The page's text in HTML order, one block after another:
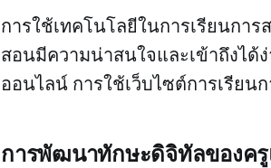
การใช้เทคโนโลยีในการเรียนกา
สอนมีความน่าสนใจและเข้าถึงได้
ออนไลน์ การใช้เว็บไซต์การเรีย
การพัฒนาทักษะดิจิทัลของครู